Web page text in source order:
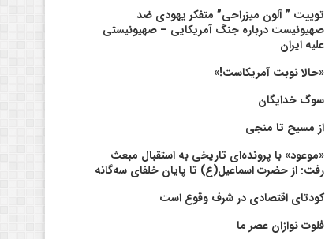
توییت ” آلون میزراحی” متفکر یهودی ضد
صهیونیست درباره جنگ آمریکایی – صهیونیستی
علیه ایران
«حالا نوبت آمریکاست!»
سوگ خدایگان
از مسیح تا منجی
«موعود» با پرونده‌ای تاریخی به استقبال مبعث
رفت: از حضرت اسماعیل(ع) تا پایان خلفای سه‌گانه
کودتای اقتصادی در شرف وقوع است
فلوت نوازان عصر ما